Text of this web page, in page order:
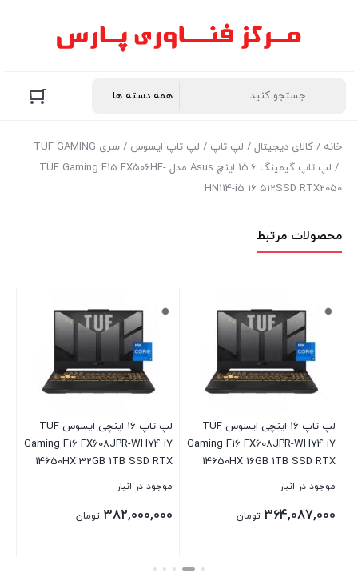
خانه / کالای دیجیتال / لپ تاپ / لپ تاپ ایسوس / سری TUF GAMING
/ لپ تاپ گیمینگ 15.6 اینچ Asus مدل TUF Gaming F15 FX506HF-
HN114-i5 16 512SSD RTX2050
محصولات مرتبط
لپ تاپ 16 اینچی ایسوس TUF
Gaming F16 FX608JPR-WH74 i7
14650HX 16GB 1TB SSD RTX
موجود در انبار
364,087,000 تومان
لپ تاپ 16 اینچی ایسوس TUF
Gaming F16 FX608JPR-WH74 i7
14650HX 32GB 1TB SSD RTX
موجود در انبار
382,000,000 تومان
بستن